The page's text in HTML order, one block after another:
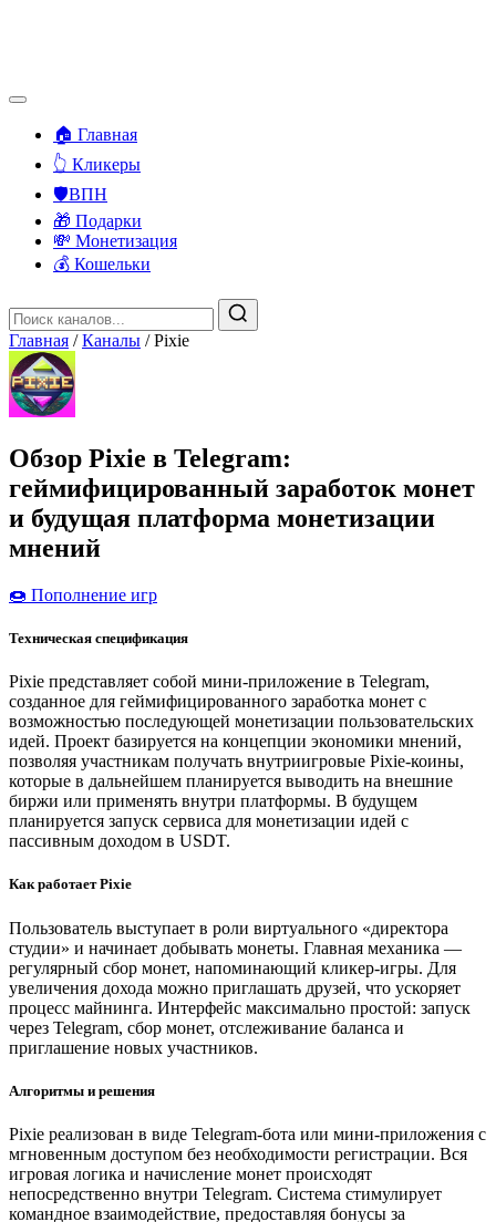
🏠 Главная
👆 Кликеры
🛡️ВПН
🎁 Подарки
💸 Монетизация
💰 Кошельки
Главная / Каналы / Pixie
Обзор Pixie в Telegram:
геймифицированный заработок монет
и будущая платформа монетизации
мнений
🍩 Пополнение игр
Техническая спецификация
Pixie представляет собой мини-приложение в Telegram,
созданное для геймифицированного заработка монет с
возможностью последующей монетизации пользовательских
идей. Проект базируется на концепции экономики мнений,
позволяя участникам получать внутриигровые Pixie-коины,
которые в дальнейшем планируется выводить на внешние
биржи или применять внутри платформы. В будущем
планируется запуск сервиса для монетизации идей с
пассивным доходом в USDT.
Как работает Pixie
Пользователь выступает в роли виртуального «директора
студии» и начинает добывать монеты. Главная механика —
регулярный сбор монет, напоминающий кликер-игры. Для
увеличения дохода можно приглашать друзей, что ускоряет
процесс майнинга. Интерфейс максимально простой: запуск
через Telegram, сбор монет, отслеживание баланса и
приглашение новых участников.
Алгоритмы и решения
Pixie реализован в виде Telegram-бота или мини-приложения с
мгновенным доступом без необходимости регистрации. Вся
игровая логика и начисление монет происходят
непосредственно внутри Telegram. Система стимулирует
командное взаимодействие, предоставляя бонусы за